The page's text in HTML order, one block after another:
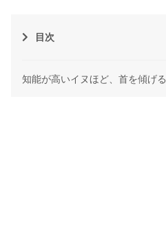
目次
知能が高いイヌほど、首を傾げる